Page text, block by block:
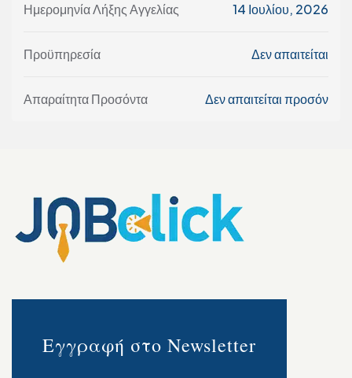
Ημερομηνία Λήξης Αγγελίας 14 Ιουλίου, 2026
Προϋπηρεσία Δεν απαιτείται
Απαραίτητα Προσόντα Δεν απαιτείται προσόν
Εγγραφή στο Newsletter